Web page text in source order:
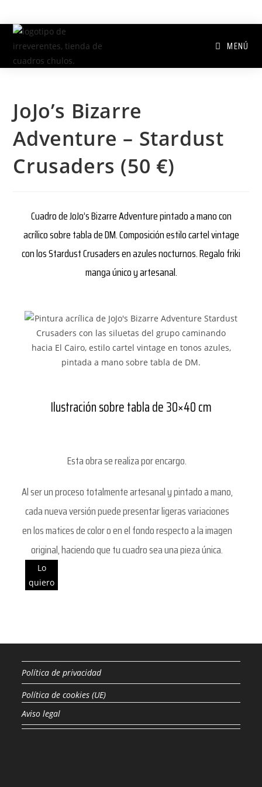
MENÚ
JoJo’s Bizarre
Adventure – Stardust
Crusaders (50 €)
Cuadro de JoJo’s Bizarre Adventure pintado a mano con
acrílico sobre tabla de DM. Composición estilo cartel vintage
con los Stardust Crusaders en azules nocturnos. Regalo friki
manga único y artesanal.
Ilustración sobre tabla de 30×40 cm
Esta obra se realiza por encargo.
Al ser un proceso totalmente artesanal y pintado a mano,
cada nueva versión puede presentar ligeras variaciones
en los matices de color o en el fondo respecto a la imagen
original, haciendo que tu cuadro sea una pieza única.
Lo
quiero
Política de privacidad
Política de cookies (UE)
Aviso legal